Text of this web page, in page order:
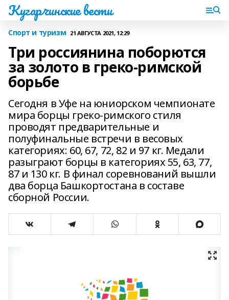
Кугарчинские вести
Спорт и туризм 21 АВГУСТА 2021, 12:29
Три россиянина поборются
за золото в греко-римской
борьбе
Сегодня в Уфе на юниорском чемпионате
мира борцы греко-римского стиля
проводят предварительные и
полуфинальные встречи в весовых
категориях: 60, 67, 72, 82 и 97 кг. Медали
разыграют борцы в категориях 55, 63, 77,
87 и 130 кг. В финал соревнований вышли
два борца Башкортостана в составе
сборной России.